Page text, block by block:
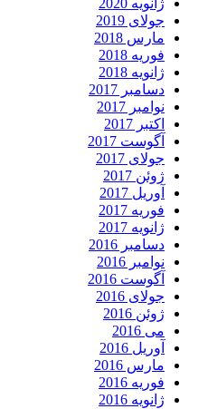
ژانویه 2020
جولای 2019
مارس 2018
فوریه 2018
ژانویه 2018
دسامبر 2017
نوامبر 2017
اکتبر 2017
آگوست 2017
جولای 2017
ژوئن 2017
آوریل 2017
فوریه 2017
ژانویه 2017
دسامبر 2016
نوامبر 2016
آگوست 2016
جولای 2016
ژوئن 2016
می 2016
آوریل 2016
مارس 2016
فوریه 2016
ژانویه 2016